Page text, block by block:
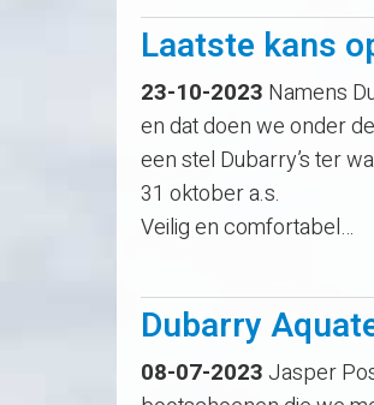
Laatste kans
23-10-2023 Namens
en dat doen we onder
een stel Dubarry’s ter
31 oktober a.s.
Veilig en comfortabel…
Dubarry
08-07-2023Jasper